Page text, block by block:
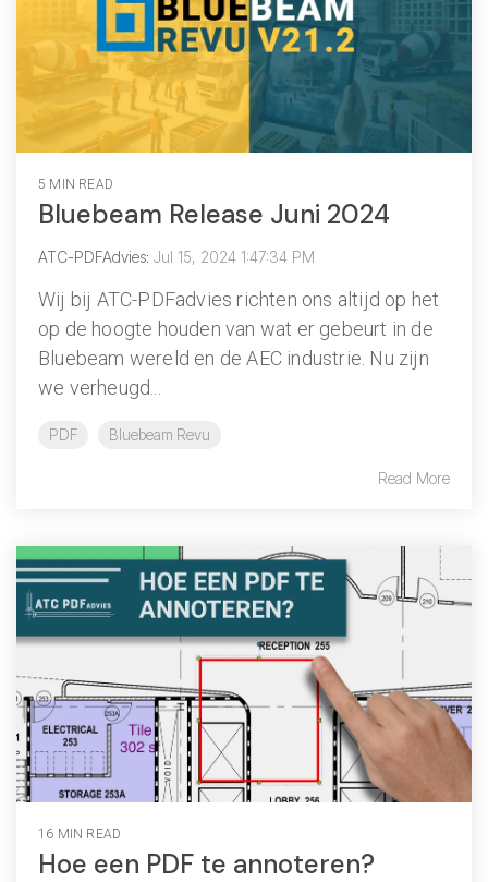
5 MIN READ
Bluebeam Release Juni 2024
ATC-PDFAdvies: Jul 15, 2024 1:47:34 PM
Wij bij ATC-PDFadvies richten ons altijd op het
op de hoogte houden van wat er gebeurt in de
Bluebeam wereld en de AEC industrie. Nu zijn
we verheugd...
PDF Bluebeam Revu
Read More
16 MIN READ
Hoe een PDF te annoteren?